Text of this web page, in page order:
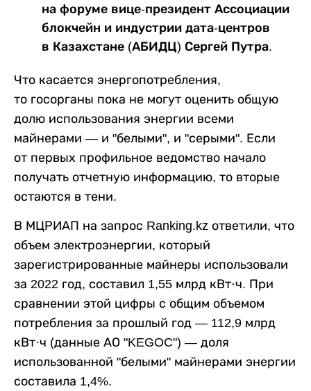
на форуме вице-президент Ассоциации
блокчейн и индустрии дата-центров
в Казахстане (АБИДЦ) Сергей Путра.
Что касается энергопотребления,
то госорганы пока не могут оценить общую
долю использования энергии всеми
майнерами — и "белыми", и "серыми". Если
от первых профильное ведомство начало
получать отчетную информацию, то вторые
остаются в тени.
В МЦРИАП на запрос Ranking.kz ответили, что
объем электроэнергии, который
зарегистрированные майнеры использовали
за 2022 год, составил 1,55 млрд кВт⋅ч. При
сравнении этой цифры с общим объемом
потребления за прошлый год — 112,9 млрд
кВт⋅ч (данные АО "KEGOC") — доля
использованной "белыми" майнерами энергии
составила 1,4%.